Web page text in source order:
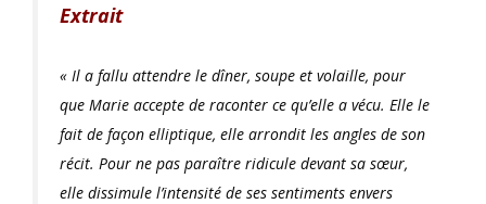
Extrait
« Il a fallu attendre le dîner, soupe et volaille, pour
que Marie accepte de raconter ce qu’elle a vécu. Elle le
fait de façon elliptique, elle arrondit les angles de son
récit. Pour ne pas paraître ridicule devant sa sœur,
elle dissimule l’intensité de ses sentiments envers